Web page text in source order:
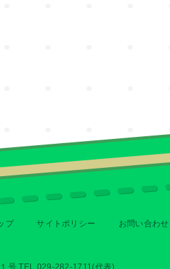
プ サイトポリシー お問い合わ
号 TEL 029-282-1711(代表)